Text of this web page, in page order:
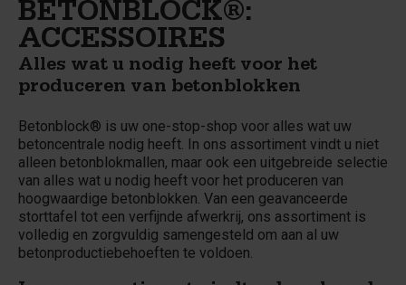
BETONBLOCK®:
ACCESSOIRES
Alles wat u nodig heeft voor het
produceren van betonblokken
Betonblock® is uw one-stop-shop voor alles wat uw
betoncentrale nodig heeft. In ons assortiment vindt u niet
alleen betonblokmallen, maar ook een uitgebreide selectie
van alles wat u nodig heeft voor het produceren van
hoogwaardige betonblokken. Van een geavanceerde
storttafel tot een verfijnde afwerkrij, ons assortiment is
volledig en zorgvuldig samengesteld om aan al uw
betonproductiebehoeften te voldoen.